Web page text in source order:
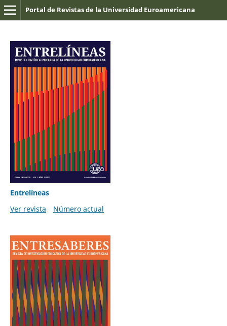
Portal de Revistas de la Universidad Euroamericana
Entrelíneas
Ver revista
Número actual